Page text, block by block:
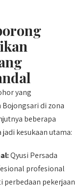
yang
di zona
beberapa
kesukaan utama:
Qyusi Persada
profesional
pekerjaan